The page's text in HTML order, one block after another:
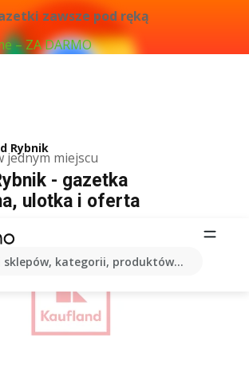
zawsze pod ręką
– ZA DARMO
jednym miejscu
sklepów, kategorii, produktów...
Rybnik
- gazetka
ulotka i oferta